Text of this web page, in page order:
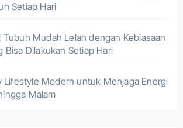
Setiap Hari
Mudah Lelah dengan Kebiasaan
Bisa Dilakukan Setiap Hari
Lifestyle Modern untuk Menjaga Energi
Malam